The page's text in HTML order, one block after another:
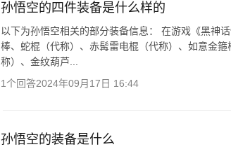
孙悟空的四件装备是什么样的
以下为孙悟空相关的部分装备信息： 在游戏《黑神
棒、蛇棍（代称）、赤髯雷电棍（代称）、如意金
称）、金纹葫芦...
1个回答2024年09月17日 16:44
孙悟空的装备是什么